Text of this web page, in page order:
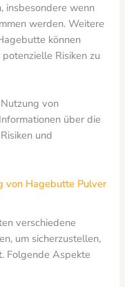
insbesondere wenn
werden. Weitere
können
Risiken zu
von
über die
und
von Hagebutte Pulver
verschiedene
um sicherzustellen,
Folgende Aspekte